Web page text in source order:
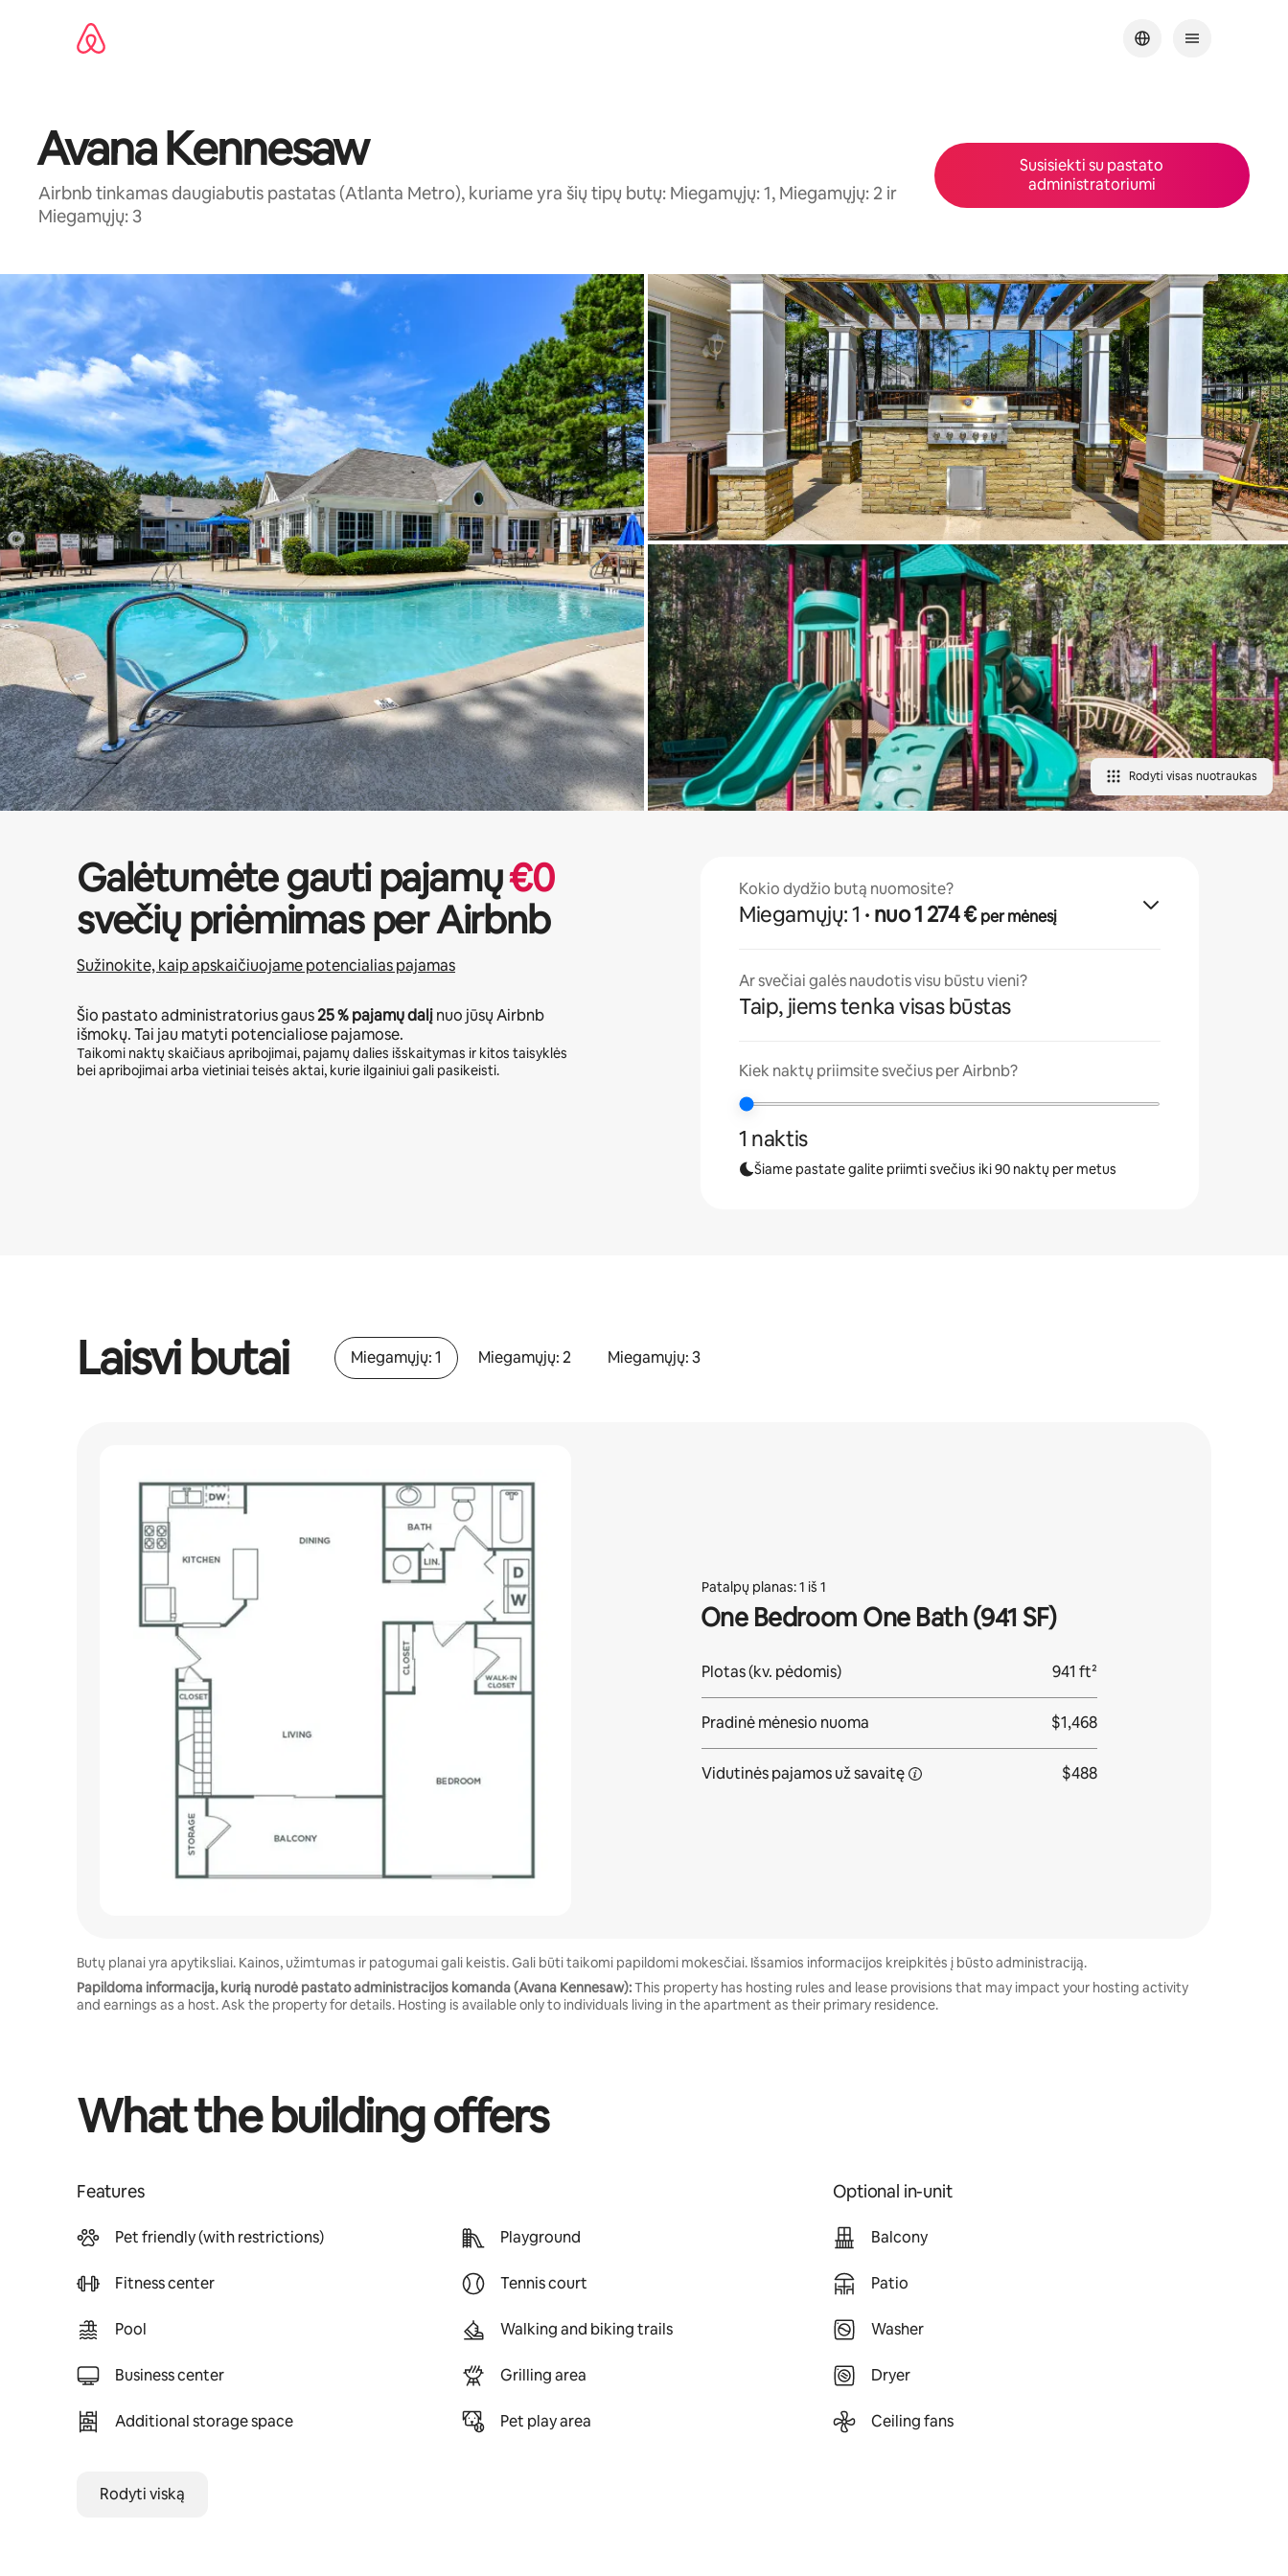
Avana Kennesaw
Airbnb tinkamas daugiabutis pastatas (Atlanta Metro), kuriame yra šių tipų butų: Miegamųjų: 1, Miegamųjų: 2 ir
Miegamųjų: 3
Susisiekti su pastato
administratoriumi
Rodyti visas nuotraukas
Galėtumėte gauti pajamų€0
svečių priėmimas per Airbnb
Sužinokite, kaip apskaičiuojame potencialias pajamas
Šio pastato administratorius gaus25 %pajamų dalįnuo jūsų Airbnb
išmokų. Tai jau matyti potencialiose pajamose.
Taikomi naktų skaičiaus apribojimai, pajamų dalies išskaitymas ir kitos taisyklės
bei apribojimai arba vietiniai teisės aktai, kurie ilgainiui gali pasikeisti.
Kokio dydžio butą nuomosite?
Miegamųjų: 1 · nuo 1 274 €per mėnesį
Ar svečiai galės naudotis visu būstu vieni?
Taip, jiems tenka visas būstas
Kiek naktų priimsite svečius per Airbnb?
1 naktis
Šiame pastate galite priimti svečius iki 90 naktų per metus
Laisvi butai Miegamųjų: 1 Miegamųjų: 2 Miegamųjų: 3
Patalpų planas: 1 iš 1
One Bedroom One Bath (941 SF)
Plotas (kv. pėdomis) 941 ft²
Pradinė mėnesio nuoma $1,468
Vidutinės pajamos už savaitę $488
Butų planai yra apytiksliai. Kainos, užimtumas ir patogumai gali keistis. Gali būti taikomi papildomi mokesčiai. Išsamios informacijos kreipkitės į būsto administraciją.
Papildoma informacija, kurią nurodė pastato administracijos komanda (Avana Kennesaw):This property has hosting rules and lease provisions that may impact your hosting activity
and earnings as a host. Ask the property for details. Hosting is available only to individuals living in the apartment as their primary residence.
What the building offers
Features
Pet friendly (with restrictions)
Fitness center
Pool
Business center
Additional storage space
Playground
Tennis court
Walking and biking trails
Grilling area
Pet play area
Optional in-unit
Balcony
Patio
Washer
Dryer
Ceiling fans
Rodyti viską